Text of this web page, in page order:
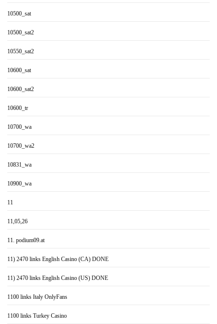
10500_sat
10500_sat2
10550_sat2
10600_sat
10600_sat2
10600_tr
10700_wa
10700_wa2
10831_wa
10900_wa
11
11,05,26
11. podium09.at
11) 2470 links English Casino (CA) DONE
11) 2470 links English Casino (US) DONE
1100 links Italy OnlyFans
1100 links Turkey Casino